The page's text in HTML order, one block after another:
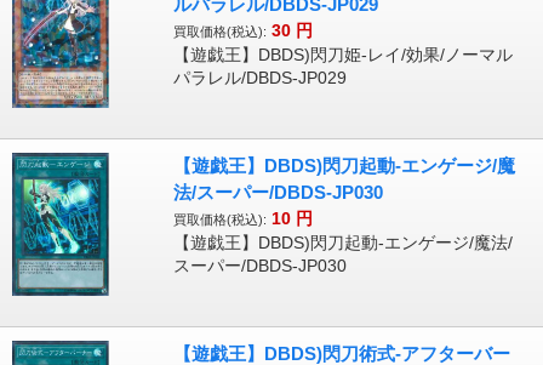
買取価格(税込): 30 円
【遊戯王】DBDS)閃刀姫-レイ/効果/ノーマル
パラレル/DBDS-JP029
【遊戯王】DBDS)閃刀起動-エンゲージ/魔
法/スーパー/DBDS-JP030
買取価格(税込): 10 円
【遊戯王】DBDS)閃刀起動-エンゲージ/魔法/
スーパー/DBDS-JP030
【遊戯王】DBDS)閃刀術式-アフターバー